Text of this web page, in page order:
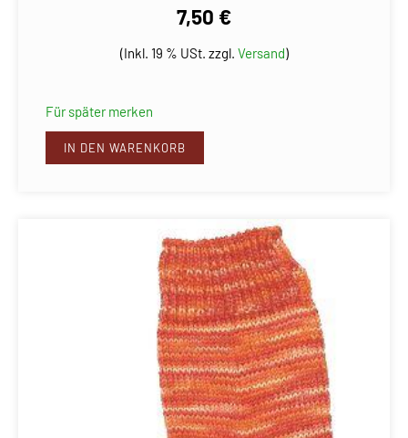
7,50 €
(Inkl. 19 % USt. zzgl. Versand)
Für später merken
IN DEN WARENKORB